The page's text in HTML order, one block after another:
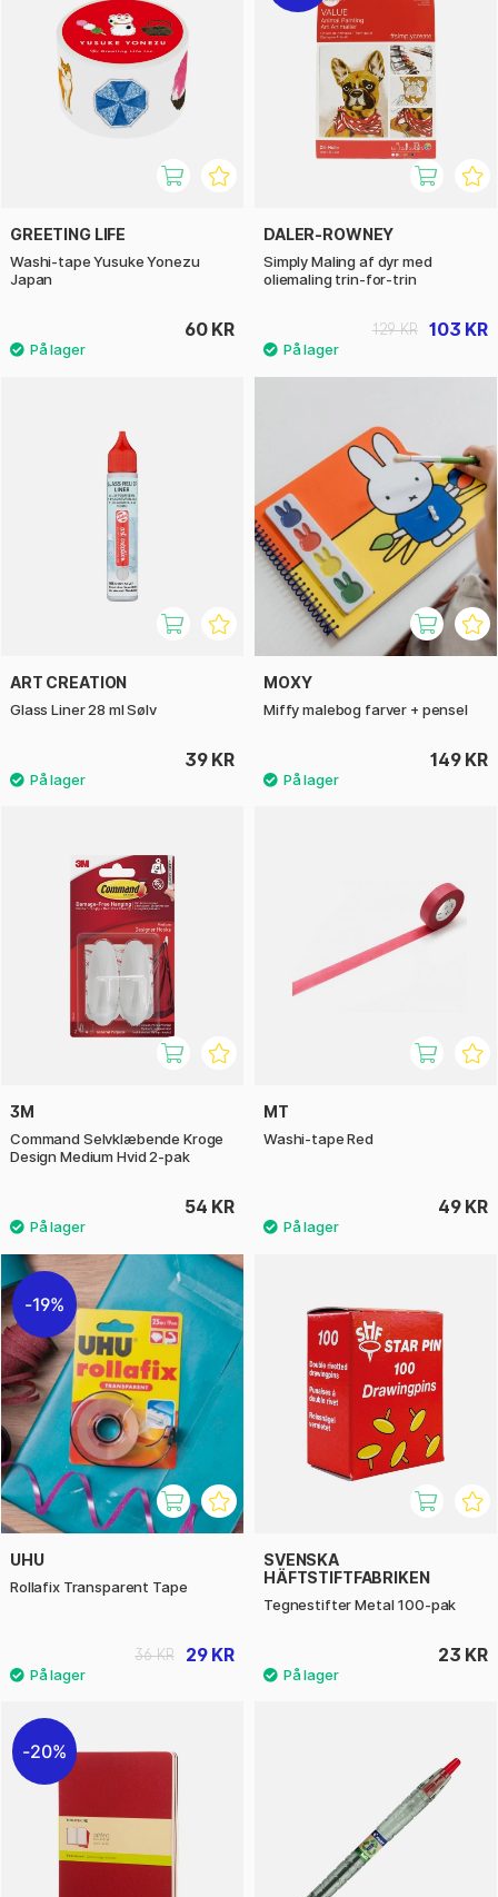
GREETING LIFE
Washi-tape Yusuke Yonezu
Japan
60 KR
DALER-ROWNEY
Simply Maling af dyr med
oliemaling trin-for-trin
103 KR
129 KR
ART CREATION
Glass Liner 28 ml Sølv
39 KR
MOXY
Miffy malebog farver + pensel
149 KR
3M
Command Selvklæbende Kroge
Design Medium Hvid 2-pak
54 KR
MT
Washi-tape Red
49 KR
19%
UHU
Rollafix Transparent Tape
29 KR
36 KR
SVENSKA
HÄFTSTIFTFABRIKEN
Tegnestifter Metal 100-pak
23 KR
20%